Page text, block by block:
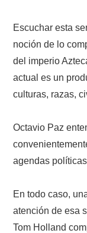
Escuchar esta
noción de lo
del imperio
actual es un
culturas, razas,
Octavio Paz
agendas
En todo caso,
atención de esa
Tom Holland